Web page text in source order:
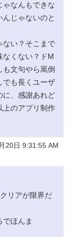
ゃなんもできな
じゃないのと
ない？そこまで
なくない？ドM
も文句やら罵倒
でも長くユーザ
に、感謝あれど
上のアプリ制作
20日 9:31:55 AM
リアが限界だ
ほんま